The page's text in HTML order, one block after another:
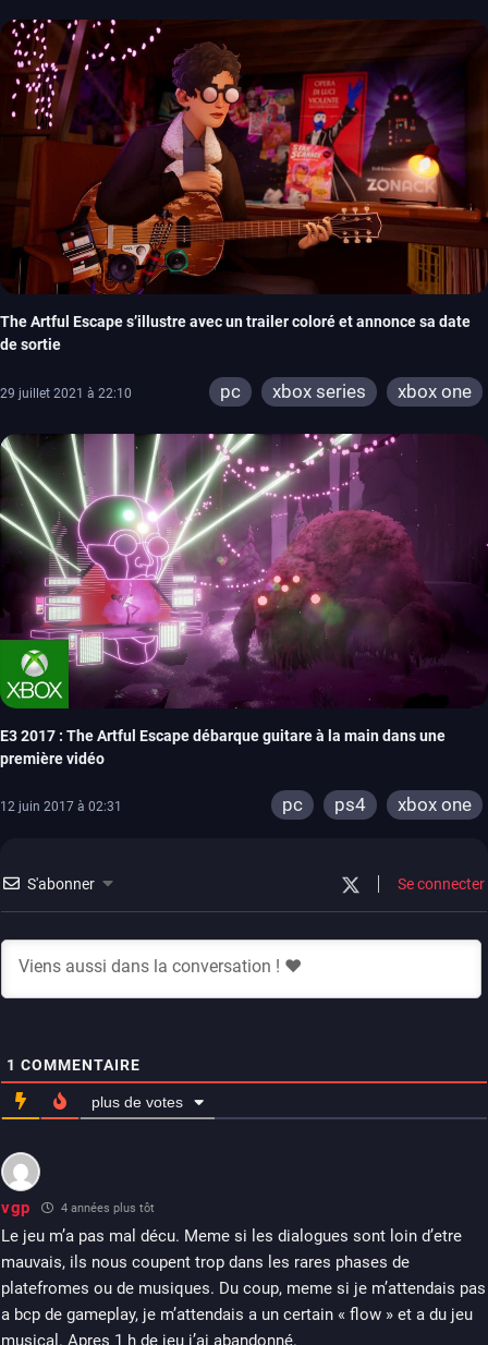
The Artful Escape s’illustre avec un trailer coloré et annonce sa date
de sortie
29 juillet 2021 à 22:10 pc xbox series xbox one
E3 2017 : The Artful Escape débarque guitare à la main dans une
première vidéo
12 juin 2017 à 02:31 pc ps4 xbox one
S'abonner Se connecter
1 COMMENTAIRE
plus de votes
vgp 4 années plus tôt
Le jeu m’a pas mal décu. Meme si les dialogues sont loin d’etre
mauvais, ils nous coupent trop dans les rares phases de
platefromes ou de musiques. Du coup, meme si je m’attendais pas
a bcp de gameplay, je m’attendais a un certain « flow » et a du jeu
musical. Apres 1 h de jeu j’ai abandonné.